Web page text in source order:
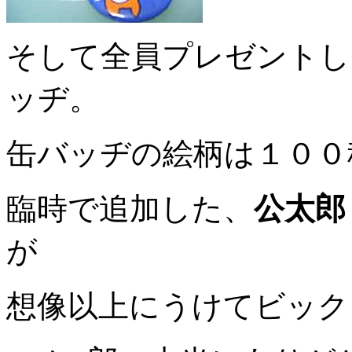
そして全員プレゼント
ッヂ。
缶バッヂの絵柄は１０
臨時で追加した、 公太
が
想像以上にうけてビッ